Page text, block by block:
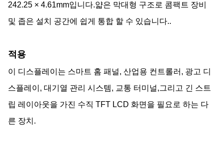
242.25 × 4.61mm입니다.얇은 막대형 구조로 콤팩트 장비
및 좁은 설치 공간에 쉽게 통합 할 수 있습니다..
적용
이 디스플레이는 스마트 홈 패널, 산업용 컨트롤러, 광고 디
스플레이, 대기열 관리 시스템, 교통 터미널,그리고 긴 스트
립 레이아웃을 가진 수직 TFT LCD 화면을 필요로 하는 다
른 장치.